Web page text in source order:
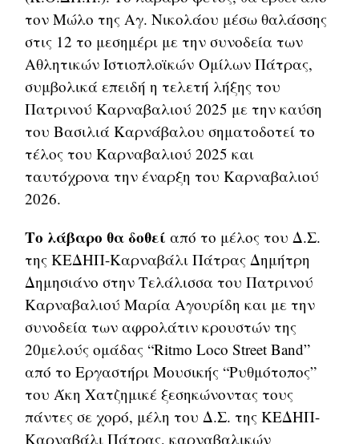
τον Μώλο της Αγ. Νικολάου μέσω θαλάσσης
στις 12 το μεσημέρι με την συνοδεία των
Αθλητικών Ιστιοπλοϊκών Ομίλων Πάτρας,
συμβολικά επειδή η τελετή λήξης του
Πατρινού Καρναβαλιού 2025 με την καύση
του Βασιλιά Καρνάβαλου σηματοδοτεί το
τέλος του Καρναβαλιού 2025 και
ταυτόχρονα την έναρξη του Καρναβαλιού
2026.
Το λάβαρο θα δοθεί από το μέλος του Δ.Σ.
της ΚΕΔΗΠ-Καρναβάλι Πάτρας Δημήτρη
Δημησιάνο στην Τελάλισσα του Πατρινού
Καρναβαλιού Μαρία Αγουρίδη και με την
συνοδεία των αφρολάτιν κρουστών της
20μελούς ομάδας “Ritmo Loco Street Band”
από το Εργαστήρι Μουσικής “Ρυθμότοπος”
του Άκη Χατζημικέ ξεσηκώνοντας τους
πάντες σε χορό, μέλη του Δ.Σ. της ΚΕΔΗΠ-
Καρναβάλι Πάτρας, καρναβαλικών